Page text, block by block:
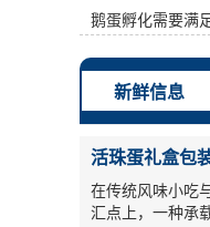
雏。每批雏鹅都
之分，因而，有
群成长均匀，发
应以小群为宜，
到白日、黑夜逐
操动4～5次，避
上面冻、中心热
放牧。自开食后
一次，这样可调
7日龄后，挑选在
鹅蛋孵化需要满
新鲜信息
在传统风味小吃
汇点上，一种承